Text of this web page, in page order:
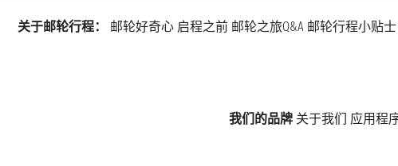
关于邮轮行程： 邮轮好奇心 启程之前 邮轮之旅Q&A 邮轮行程小贴士
我们的品牌 关于我们 应用程